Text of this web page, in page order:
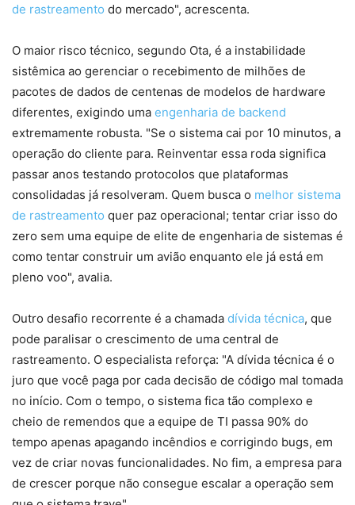
de rastreamento do mercado", acrescenta.
O maior risco técnico, segundo Ota, é a instabilidade
sistêmica ao gerenciar o recebimento de milhões de
pacotes de dados de centenas de modelos de hardware
diferentes, exigindo uma engenharia de backend
extremamente robusta. "Se o sistema cai por 10 minutos, a
operação do cliente para. Reinventar essa roda significa
passar anos testando protocolos que plataformas
consolidadas já resolveram. Quem busca o melhor sistema
de rastreamento quer paz operacional; tentar criar isso do
zero sem uma equipe de elite de engenharia de sistemas é
como tentar construir um avião enquanto ele já está em
pleno voo", avalia.
Outro desafio recorrente é a chamada dívida técnica, que
pode paralisar o crescimento de uma central de
rastreamento. O especialista reforça: "A dívida técnica é o
juro que você paga por cada decisão de código mal tomada
no início. Com o tempo, o sistema fica tão complexo e
cheio de remendos que a equipe de TI passa 90% do
tempo apenas apagando incêndios e corrigindo bugs, em
vez de criar novas funcionalidades. No fim, a empresa para
de crescer porque não consegue escalar a operação sem